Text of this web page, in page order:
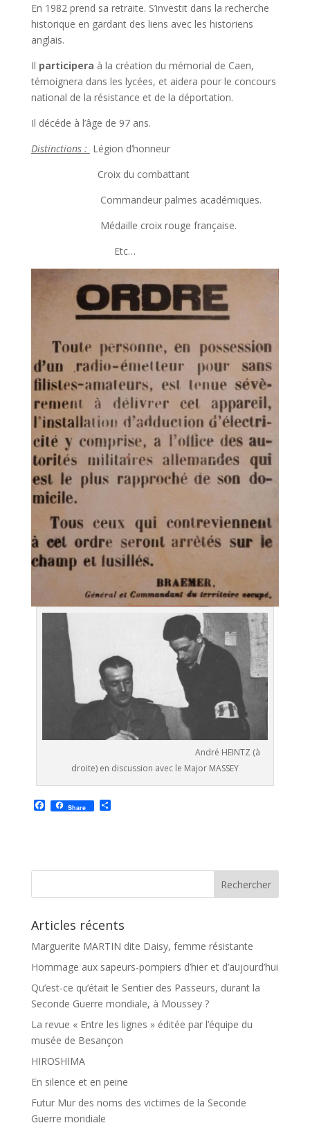
En 1982 prend sa retraite. S’investit dans la recherche
historique en gardant des liens avec les historiens
anglais.
Il participera à la création du mémorial de Caen,
témoignera dans les lycées, et aidera pour le concours
national de la résistance et de la déportation.
Il décéde à l’âge de 97 ans.
Distinctions : Légion d’honneur
Croix du combattant
Commandeur palmes académiques.
Médaille croix rouge française.
Etc…
André HEINTZ (à
droite) en discussion avec le Major MASSEY
F
a
o
Share P
e
Articles récents
Marguerite MARTIN dite Daisy, femme résistante
Hommage aux sapeurs-pompiers d’hier et d’aujourd’hui
Qu’est-ce qu’était le Sentier des Passeurs, durant la
Seconde Guerre mondiale, à Moussey ?
La revue « Entre les lignes » éditée par l’équipe du
musée de Besançon
HIROSHIMA
En silence et en peine
Futur Mur des noms des victimes de la Seconde
Guerre mondiale